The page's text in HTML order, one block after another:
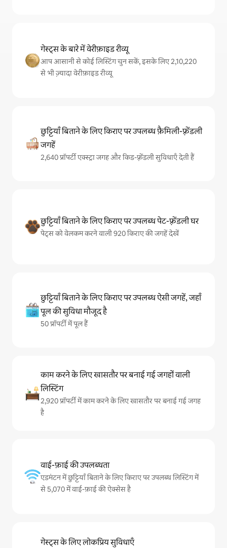
गेस्ट्स के बारे में वेरीफ़ाइड रीव्यू
आप आसानी से कोई लिस्टिंग चुन सकें, इसके लिए 2,10,220
से भी ज़्यादा वेरीफ़ाइड रीव्यू
छुट्टियाँ बिताने के लिए किराए पर उपलब्ध फ़ैमिली-फ़्रेंडली
जगहें
2,640 प्रॉपर्टी एक्स्ट्रा जगह और किड-फ़्रेंडली सुविधाएँ देती हैं
छुट्टियाँ बिताने के लिए किराए पर उपलब्ध पेट-फ़्रेंडली घर
पेट्स को वेलकम करने वाली 920 किराए की जगहें देखें
छुट्टियाँ बिताने के लिए किराए पर उपलब्ध ऐसी जगहें, जहाँ
पूल की सुविधा मौजूद है
50 प्रॉपर्टी में पूल हैं
काम करने के लिए खासतौर पर बनाई गई जगहों वाली
लिस्टिंग
2,920 प्रॉपर्टी में काम करने के लिए खासतौर पर बनाई गई जगह
है
वाई-फ़ाई की उपलब्धता
एडमंटन में छुट्टियाँ बिताने के लिए किराए पर उपलब्ध लिस्टिंग में
से 5,070 में वाई-फ़ाई की ऐक्सेस है
गेस्ट्स के लिए लोकप्रिय सुविधाएँ